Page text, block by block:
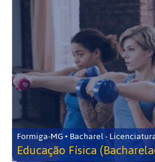
Formiga-MG • Bacharel -
Educação Física